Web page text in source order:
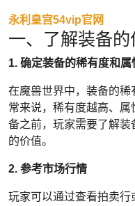
永利皇宫54vip官网
一、了解装备的
1. 确定装备的稀有度和属
在魔兽世界中，装备的
常来说，稀有度越高、
备之前，玩家需要了解装
的价值。
2. 参考市场行情
玩家可以通过查看拍卖